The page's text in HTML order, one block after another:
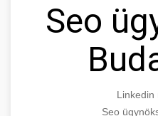
Seo
Linkedin
Seo